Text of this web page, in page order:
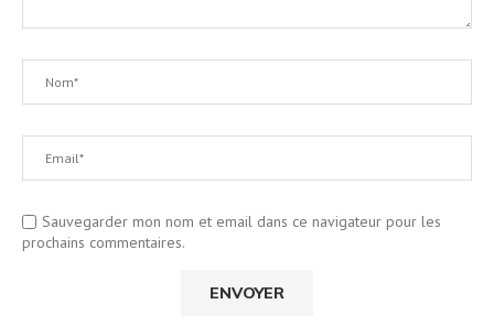
Sauvegarder mon nom et email dans ce navigateur pour les
prochains commentaires.